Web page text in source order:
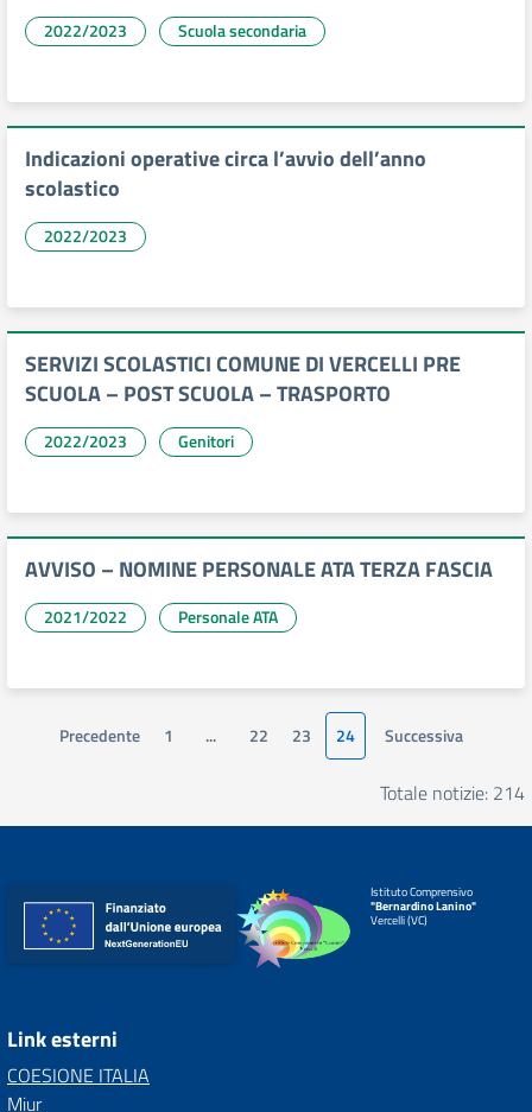
2022/2023 Scuola secondaria
Indicazioni operative circa l’avvio dell’anno
scolastico
2022/2023
SERVIZI SCOLASTICI COMUNE DI VERCELLI PRE
SCUOLA – POST SCUOLA – TRASPORTO
2022/2023 Genitori
AVVISO – NOMINE PERSONALE ATA TERZA FASCIA
2021/2022 Personale ATA
Precedente 1 ... 22 23 24 Successiva
Totale notizie: 214
Istituto Comprensivo
"Bernardino Lanino"
Vercelli (VC)
Link esterni
COESIONE ITALIA
Miur